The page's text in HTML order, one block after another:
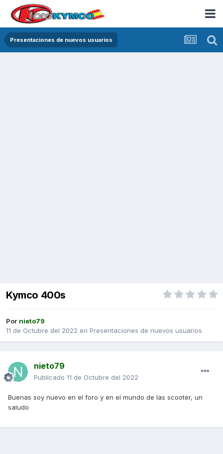
Presentaciones de nuevos usuarios
Kymco 400s
Por nieto79
11 de Octubre del 2022 en Presentaciones de nuevos usuarios
nieto79
Publicado 11 de Octubre del 2022
Buenas soy nuevo en el foro y en el mundo de las scooter, un
saludo